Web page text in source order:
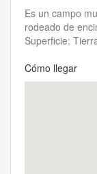
Es un campo
rodeado de
Superficie:
Cómo llegar